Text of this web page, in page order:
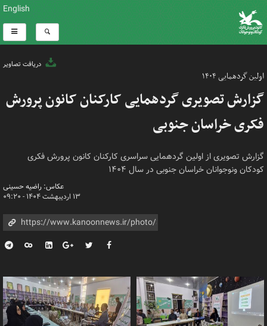
English
دریافت تصاویر
اولین گردهمایی ۱۴۰۴
گزارش تصویری گردهمایی کارکنان کانون پرورش
فکری خراسان جنوبی
گزارش تصویری از اولین گردهمایی سراسری کارکنان کانون پرورش فکری
کودکان ونوجوانان خراسان جنوبی در سال ۱۴۰۴
عکاس: راضیه حسینی
۱۳ اردیبهشت ۱۴۰۴ - ۰۹:۲۰